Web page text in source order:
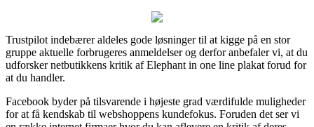
Trustpilot indebærer aldeles gode løsninger til at kigge på en stor
gruppe aktuelle forbrugeres anmeldelser og derfor anbefaler vi, at du
udforsker netbutikkens kritik af Elephant in one line plakat forud for
at du handler.
Facebook byder på tilsvarende i højeste grad værdifulde muligheder
for at få kendskab til webshoppens kundefokus. Foruden det ser vi